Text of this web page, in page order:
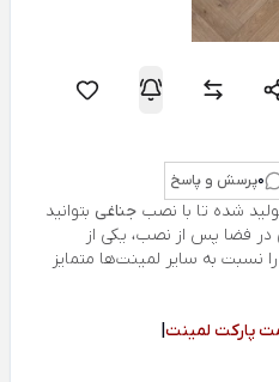
0پرسش و پاسخ
شده تا با نصب جناغی بتوانید
فضا پس از نصب، یکی از
نسبت به سایر لمینت‌ها متمایز
پارکت لمینت